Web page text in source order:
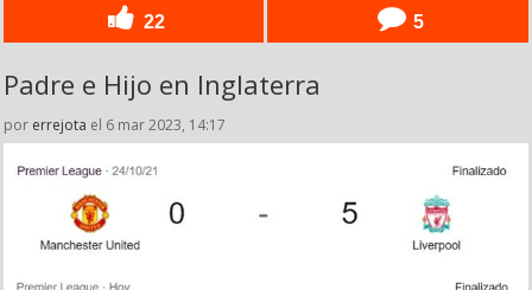
22 5
Padre e Hijo en Inglaterra
por errejota el 6 mar 2023, 14:17